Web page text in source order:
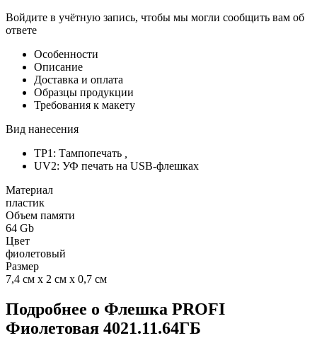
Войдите в учётную запись, чтобы мы могли сообщить вам об
ответе
Особенности
Описание
Доставка и оплата
Образцы продукции
Требования к макету
Вид нанесения
TP1: Тампопечать
UV2: УФ печать на USB-флешках
Материал
пластик
Объем памяти
64 Gb
Цвет
фиолетовый
Размер
7,4 см х 2 см х 0,7 см
Подробнее о Флешка PROFI
Фиолетовая 4021.11.64ГБ